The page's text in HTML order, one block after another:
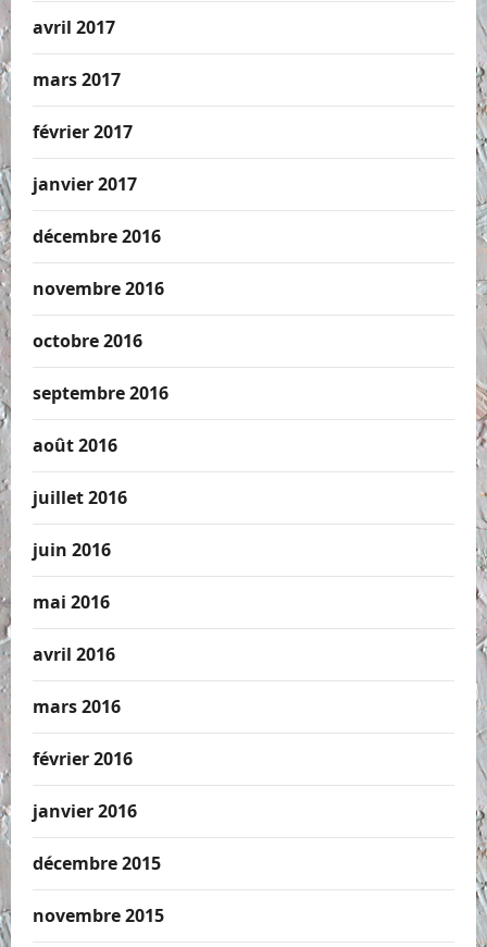
avril 2017
mars 2017
février 2017
janvier 2017
décembre 2016
novembre 2016
octobre 2016
septembre 2016
août 2016
juillet 2016
juin 2016
mai 2016
avril 2016
mars 2016
février 2016
janvier 2016
décembre 2015
novembre 2015